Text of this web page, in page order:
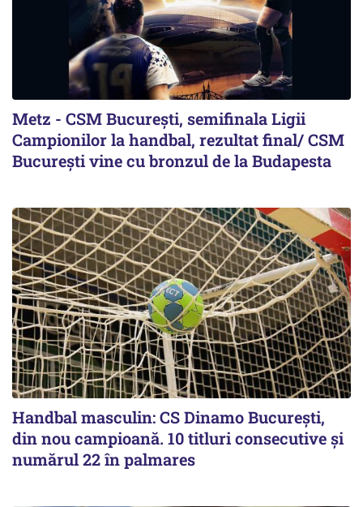
Metz - CSM București, semifinala Ligii
Campionilor la handbal, rezultat final/ CSM
București vine cu bronzul de la Budapesta
Handbal masculin: CS Dinamo Bucureşti,
din nou campioană. 10 titluri consecutive și
numărul 22 în palmares